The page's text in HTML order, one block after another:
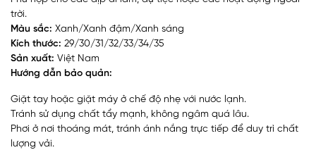
trời.
Màu sắc: Xanh/Xanh đậm/Xanh sáng
Kích thước: 29/30/31/32/33/34/35
Sản xuất: Việt Nam
Hướng dẫn bảo quản:
Giặt tay hoặc giặt máy ở chế độ nhẹ với nước lạnh.
Tránh sử dụng chất tẩy mạnh, không ngâm quá lâu.
Phơi ở nơi thoáng mát, tránh ánh nắng trực tiếp để duy trì chất
lượng vải.